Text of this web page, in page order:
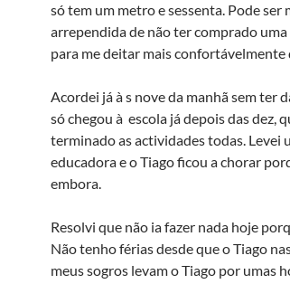
só tem um metro e sessenta. Pode ser
arrependida de não ter comprado
para me deitar mais confortávelmente
Acordei já à s nove da manhã sem ter
só chegou à escola já depois das dez,
terminado as actividades todas. Levei
educadora e o Tiago ficou a chorar
embora.
Resolvi que não ia fazer nada hoje
Não tenho férias desde que o Tiago
meus sogros levam o Tiago por umas